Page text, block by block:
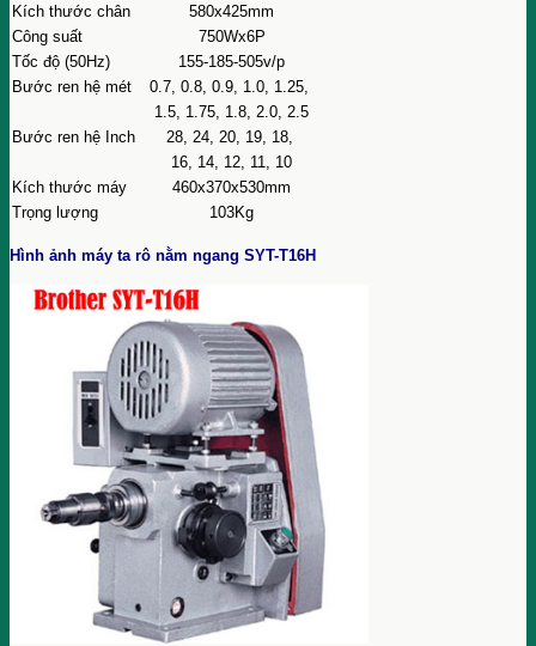
Kích thước chân
580x425mm
Công suất
750Wx6P
Tốc độ (50Hz)
155-185-505v/p
Bước ren hệ mét
0.7, 0.8, 0.9, 1.0, 1.25,
1.5, 1.75, 1.8, 2.0, 2.5
Bước ren hệ Inch
28, 24, 20, 19, 18,
16, 14, 12, 11, 10
Kích thước máy
460x370x530mm
Trọng lượng
103Kg
Hình ảnh máy ta rô nằm ngang SYT-T16H